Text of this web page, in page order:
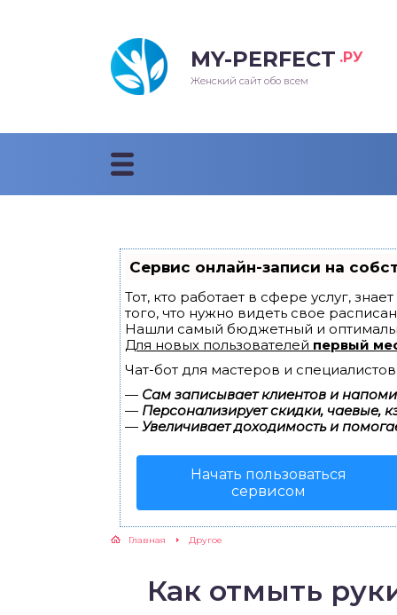
MY-PERFECT .РУ
Женский сайт обо всем
Сервис онлайн-записи на
Тот, кто работает в сфере услуг,
того, что нужно видеть свое
Нашли самый бюджетный и
Для новых пользователей первый
Чат-бот для мастеров и
— Сам записывает клиентов и
— Персонализирует скидки, чаевые,
— Увеличивает доходимость и
Начать пользоваться
сервисом
Главная Другое
Как отмыть
прически 2018
стрижки 2018